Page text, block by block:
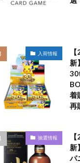
入荷情報
新
着
再
抽選情報
新
パ